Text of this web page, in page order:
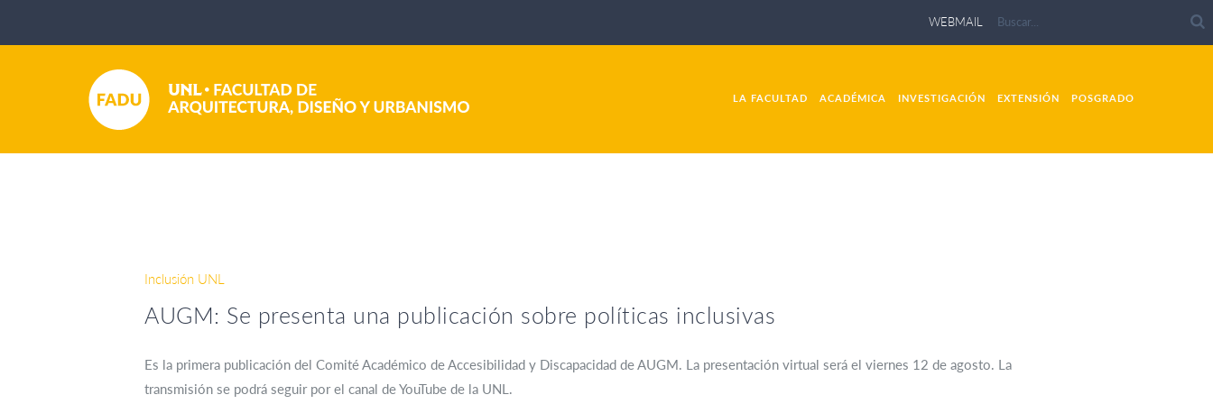
WEBMAIL
LA FACULTAD ACADÉMICA INVESTIGACIÓN EXTENSIÓN POSGRADO
Inclusión UNL
AUGM: Se presenta una publicación sobre políticas inclusivas
Es la primera publicación del Comité Académico de Accesibilidad y Discapacidad de AUGM. La presentación virtual será el viernes 12 de agosto. La
transmisión se podrá seguir por el canal de YouTube de la UNL.